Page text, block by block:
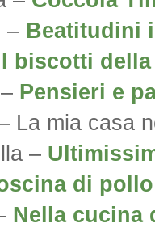
– Beatitudini
I biscotti della
Pensieri e
La mia casa
–
di pollo
Nella cucina